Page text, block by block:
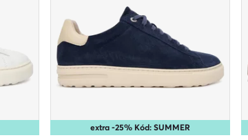
extra -25% Kód: SUMMER